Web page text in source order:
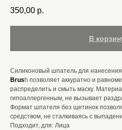
350,00 р.
В
Силиконовый шпатель для
Brus h позволяет аккуратно и
распределить и смыть маску.
гипоаллергенным, не вызывает
Формат шпателя без щетинок
средством, не сталкиваясь с
Подходит, для: Лица